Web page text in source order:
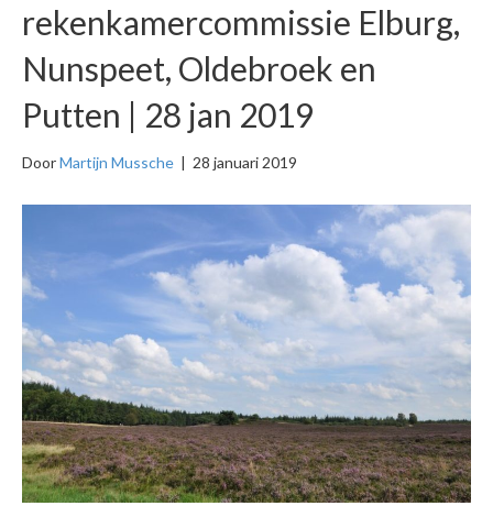
rekenkamercommissie Elburg,
Nunspeet, Oldebroek en
Putten | 28 jan 2019
DoorMartijn Mussche | 28 januari 2019